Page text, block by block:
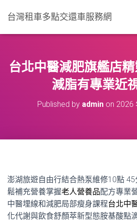
台灣租車多點交還車服務網
台北中醫減肥旗艦店
減脂有專業近
Published by admin on 2026
澎湖旅遊自由行結合熱泵維修10點 45
鬆補充營養掌握老人營養品配方專業
中醫埋線和減肥局部瘦身課程台北中
化代謝與飲食舒顏萃新型態胺基酸點